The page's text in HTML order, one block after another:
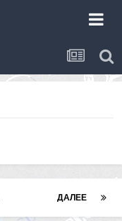
ДАЛЕЕ